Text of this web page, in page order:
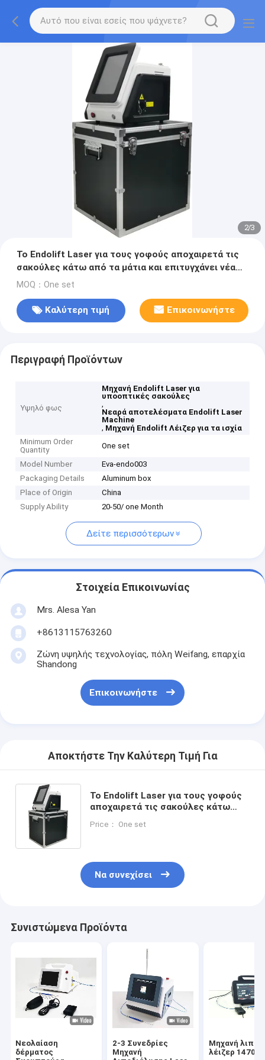
2/3
Το Endolift Laser για τους γοφούς αποχαιρετά τις
σακούλες κάτω από τα μάτια και επιτυγχάνει νέα
αποτελέσματα
MOQ：One set
Καλύτερη τιμή Επικοινωνήστε
Περιγραφή Προϊόντων
Υψηλό φως
Μηχανή Endolift Laser για
υποοπτικές σακούλες
,
Νεαρά αποτελέσματα Endolift Laser
Machine
, Μηχανή Endolift Λέιζερ για τα ισχία
Minimum Order
Quantity
One set
Model Number
Eva-endo003
Packaging Details
Aluminum box
Place of Origin
China
Supply Ability
20-50/ one Month
Δείτε περισσότερων
Στοιχεία Επικοινωνίας
Mrs. Alesa Yan
+8613115763260
Ζώνη υψηλής τεχνολογίας, πόλη Weifang, επαρχία
Shandong
Επικοινωνήστε
Αποκτήστε Την Καλύτερη Τιμή Για
Το Endolift Laser για τους γοφούς
αποχαιρετά τις σακούλες κάτω
αποτελέσματα
Price： One set
Να συνεχίσει
Συνιστώμενα Προϊόντα
Νεολαίαση
δέρματος
2-3 Συνεδρίες
Μηχανή
Μηχανή
λέιζερ